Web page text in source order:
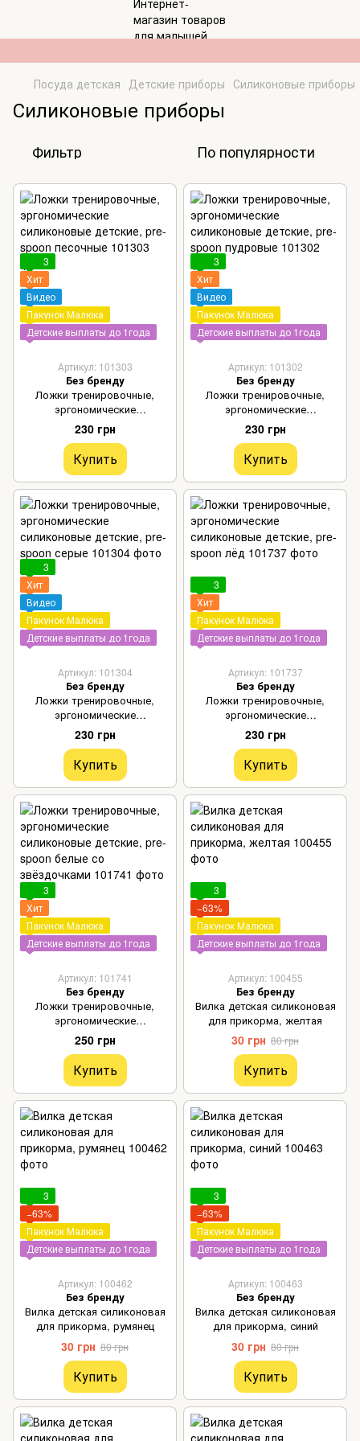
Посуда детская Детские приборы Силиконовые приборы
Силиконовые приборы
Фильтр По популярности
3
Хит
Видео
Пакунок Малюка
Детские выплаты до 1года
Артикул: 101303
Без бренду
Ложки тренировочные,
эргономические
силиконовые детские, pre-
spoon песочные
230 грн
Купить
3
Хит
Видео
Пакунок Малюка
Детские выплаты до 1года
Артикул: 101302
Без бренду
Ложки тренировочные,
эргономические
силиконовые детские, pre-
spoon пудровые
230 грн
Купить
3
Хит
Видео
Пакунок Малюка
Детские выплаты до 1года
Артикул: 101304
Без бренду
Ложки тренировочные,
эргономические
силиконовые детские, pre-
spoon серые
230 грн
Купить
3
Хит
Пакунок Малюка
Детские выплаты до 1года
Артикул: 101737
Без бренду
Ложки тренировочные,
эргономические
силиконовые детские, pre-
spoon лёд
230 грн
Купить
3
Хит
Пакунок Малюка
Детские выплаты до 1года
Артикул: 101741
Без бренду
Ложки тренировочные,
эргономические
силиконовые детские, pre-
spoon белые со звёздочками
250 грн
Купить
3
−63%
Пакунок Малюка
Детские выплаты до 1года
Артикул: 100455
Без бренду
Вилка детская силиконовая
для прикорма, желтая
30 грн 80 грн
Купить
3
−63%
Пакунок Малюка
Детские выплаты до 1года
Артикул: 100462
Без бренду
Вилка детская силиконовая
для прикорма, румянец
30 грн 80 грн
Купить
3
−63%
Пакунок Малюка
Детские выплаты до 1года
Артикул: 100463
Без бренду
Вилка детская силиконовая
для прикорма, синий
30 грн 80 грн
Купить